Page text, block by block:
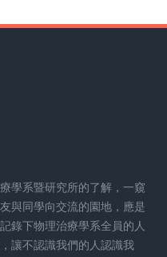
學系暨研究所的了解，一窺
與同學向交流的園地，應是
錄下物理治療學系全員的人
讓不認識我們的人認識我